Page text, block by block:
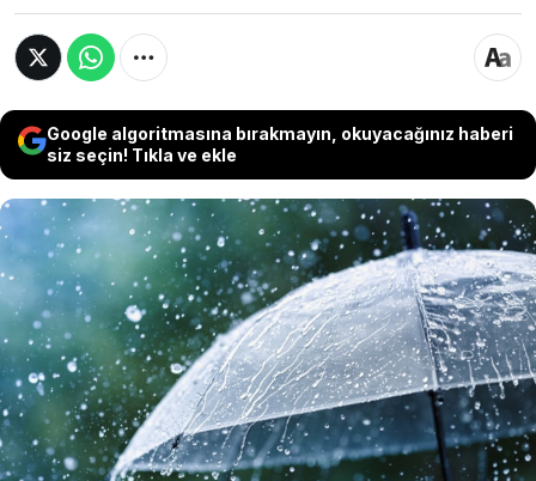
Google algoritmasına bırakmayın, okuyacağınız haberi
siz seçin! Tıkla ve ekle
Eylül'ün son günlerini yaşarken sıcaklara veda
edildi, yurdumuz yağışlı ve soğuk havaların
etkisi altına girdi... Ancak yağmur denilince akla
ilk gelen çözüm şemsiye olsa da uzmanlara
göre bu alışkanlığın pek de bilinmeyen ciddi
dezavantajları var...